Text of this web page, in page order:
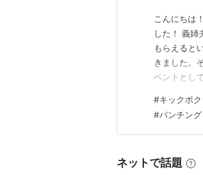
こんにちは
した！ 義姉
もらえると
きました。
ベントとし
に充てまし
返り！ 私的
#キックボ
#パンチング
ネットで話題